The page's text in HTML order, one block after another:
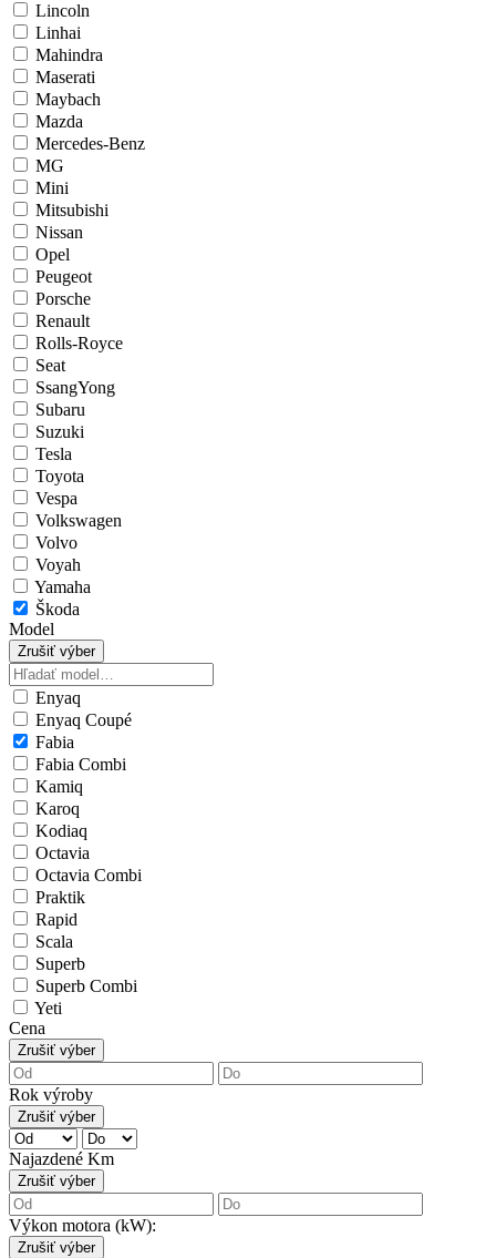
Lincoln
Linhai
Mahindra
Maserati
Maybach
Mazda
Mercedes-Benz
MG
Mini
Mitsubishi
Nissan
Opel
Peugeot
Porsche
Renault
Rolls-Royce
Seat
SsangYong
Subaru
Suzuki
Tesla
Toyota
Vespa
Volkswagen
Volvo
Voyah
Yamaha
Škoda
Model
Zrušiť výber
Enyaq
Enyaq Coupé
Fabia
Fabia Combi
Kamiq
Karoq
Kodiaq
Octavia
Octavia Combi
Praktik
Rapid
Scala
Superb
Superb Combi
Yeti
Cena
Zrušiť výber
Rok výroby
Zrušiť výber
Najazdené Km
Zrušiť výber
Výkon motora (kW):
Zrušiť výber